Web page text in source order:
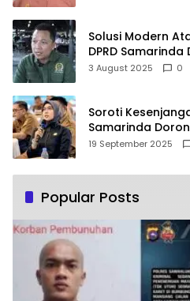
Solusi Modern
DPRD
PLTSA
3 August 2025 0
Soroti
Samarinda
Pemberdayaan
19 September 2025
Popular Posts